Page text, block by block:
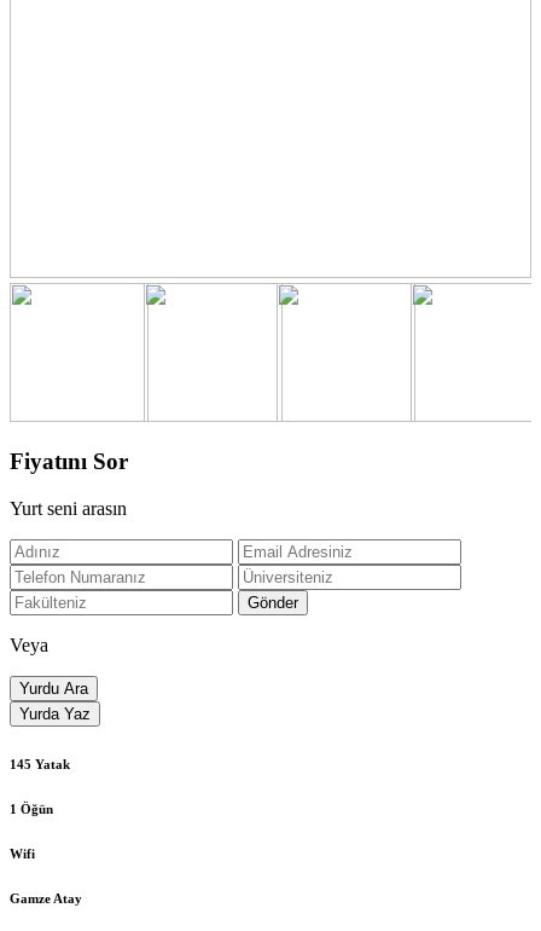
Fiyatını Sor
Yurt seni arasın
Gönder
Veya
Yurdu Ara
Yurda Yaz
145 Yatak
1 Öğün
Wifi
Gamze Atay